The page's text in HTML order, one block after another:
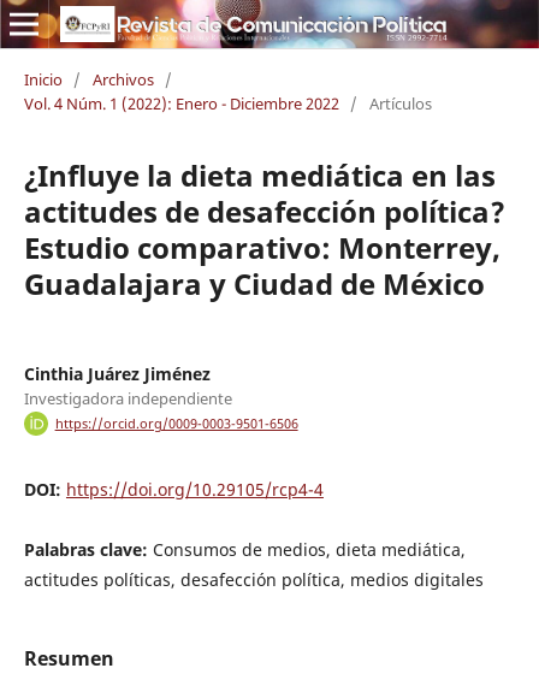
Inicio / Archivos /
Vol. 4 Núm. 1 (2022): Enero - Diciembre 2022 / Artículos
¿Influye la dieta mediática en las
actitudes de desafección política?
Estudio comparativo: Monterrey,
Guadalajara y Ciudad de México
Cinthia Juárez Jiménez
Investigadora independiente
https://orcid.org/0009-0003-9501-6506
DOI: https://doi.org/10.29105/rcp4-4
Palabras clave: Consumos de medios, dieta mediática,
actitudes políticas, desafección política, medios digitales
Resumen